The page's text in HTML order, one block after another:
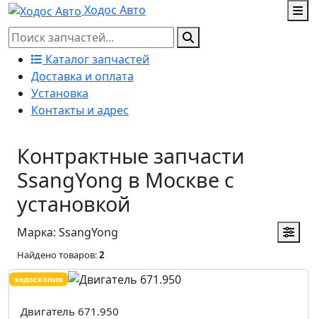
Ходос Авто
Каталог запчастей
Доставка и оплата
Установка
Контакты и адрес
Контрактные запчасти
SsangYong в Москве с
установкой
Марка: SsangYong
Найдено товаров:2
эндоскопия
Двигатель 671.950